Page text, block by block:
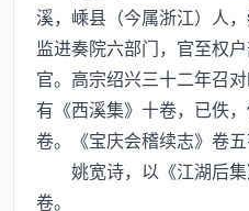
溪，嵊县（今属浙江）人
监进奏院六部门，官至权
官。高宗绍兴三十二年召
有《西溪集》十卷，已佚
卷。《宝庆会稽续志》卷五
姚宽诗，以《江湖后集
卷。